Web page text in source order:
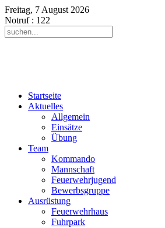
Freitag, 7 August 2026
Notruf: 122
Startseite
Aktuelles
Allgemein
Einsätze
Übung
Team
Kommando
Mannschaft
Feuerwehrjugend
Bewerbsgruppe
Ausrüstung
Feuerwehrhaus
Fuhrpark